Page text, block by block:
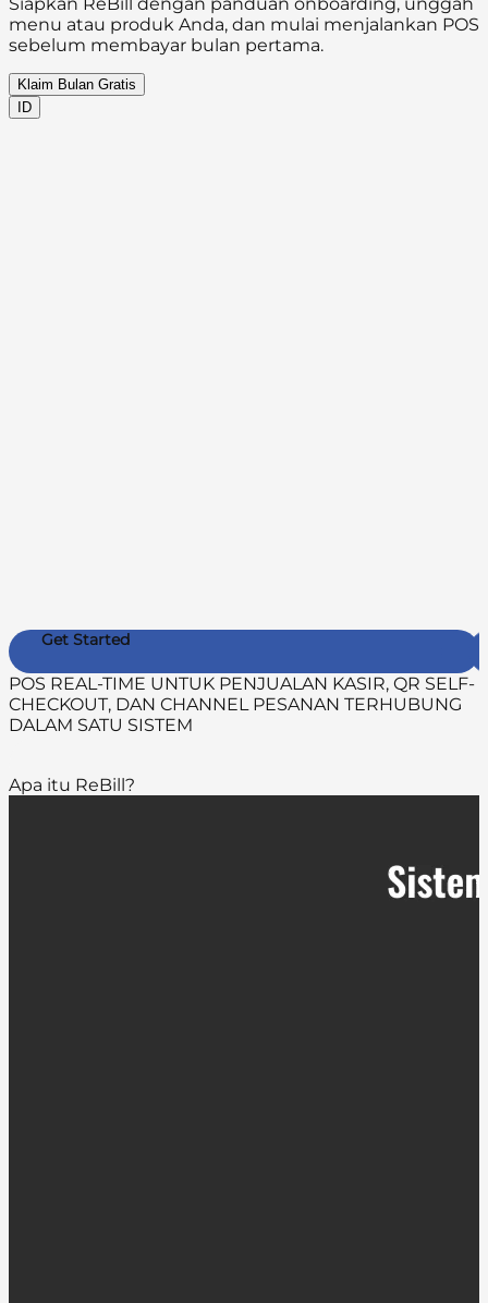
menu atau produk Anda, dan mulai menjalankan POS
sebelum membayar bulan pertama.
Klaim Bulan Gratis
ID
Get Started
POS REAL-TIME UNTUK PENJUALAN KASIR, QR SELF-
CHECKOUT, DAN CHANNEL PESANAN TERHUBUNG
DALAM SATU SISTEM
Apa itu ReBill?